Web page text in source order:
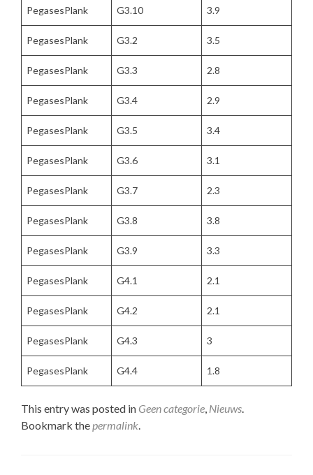
PegasesPlank G3.10 3.9
PegasesPlank G3.2 3.5
PegasesPlank G3.3 2.8
PegasesPlank G3.4 2.9
PegasesPlank G3.5 3.4
PegasesPlank G3.6 3.1
PegasesPlank G3.7 2.3
PegasesPlank G3.8 3.8
PegasesPlank G3.9 3.3
PegasesPlank G4.1 2.1
PegasesPlank G4.2 2.1
PegasesPlank G4.3 3
PegasesPlank G4.4 1.8
This entry was posted in Geen categorie, Nieuws.
Bookmark thepermalink.